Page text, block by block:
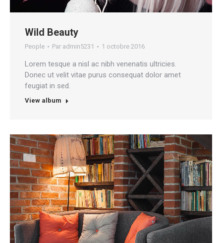
Wild Beauty
People Par admin5231 1 octobre 2016
Lorem tesque a nisl ac nibh venenatis ultricies.
Donec ut velit vitae purus consequat dolor amet
feugiat in sed.
View album